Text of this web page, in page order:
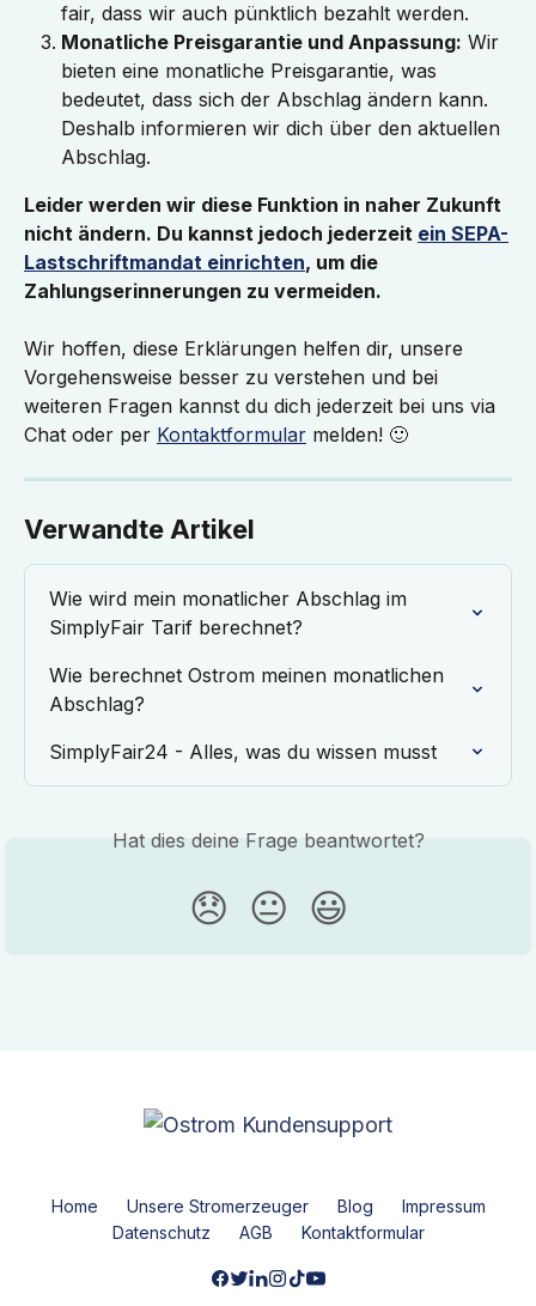
fair, dass wir auch pünktlich bezahlt werden.
Monatliche Preisgarantie und Anpassung: Wir
bieten eine monatliche Preisgarantie, was
bedeutet, dass sich der Abschlag ändern kann.
Deshalb informieren wir dich über den aktuellen
Abschlag.
Leider werden wir diese Funktion in naher Zukunft
nicht ändern. Du kannst jedoch jederzeit ein SEPA-
Lastschriftmandat einrichten, um die
Zahlungserinnerungen zu vermeiden.
Wir hoffen, diese Erklärungen helfen dir, unsere
Vorgehensweise besser zu verstehen und bei
weiteren Fragen kannst du dich jederzeit bei uns via
Chat oder per Kontaktformular melden! 🙂
Verwandte Artikel
Wie wird mein monatlicher Abschlag im
SimplyFair Tarif berechnet?
Wie berechnet Ostrom meinen monatlichen
Abschlag?
SimplyFair24 - Alles, was du wissen musst
Hat dies deine Frage beantwortet?
😞 😐 😃
Home Unsere Stromerzeuger Blog
Impressum
Datenschutz
AGB Kontaktformular